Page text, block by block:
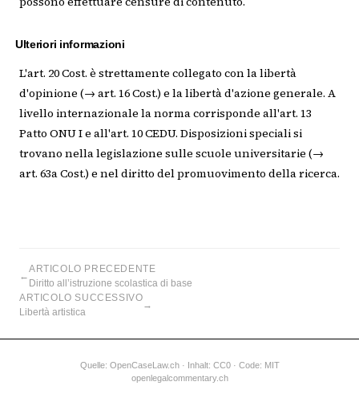
Ulteriori informazioni
L'art. 20 Cost. è strettamente collegato con la libertà
d'opinione (→ art. 16 Cost.) e la libertà d'azione generale. A
livello internazionale la norma corrisponde all'art. 13
Patto ONU I e all'art. 10 CEDU. Disposizioni speciali si
trovano nella legislazione sulle scuole universitarie (→
art. 63a Cost.) e nel diritto del promuovimento della ricerca.
←
ARTICOLO PRECEDENTE
Diritto all’istruzione scolastica di base
ARTICOLO SUCCESSIVO
Libertà artistica
→
Quelle: OpenCaseLaw.ch· Inhalt: CC0 · Code: MIT
openlegalcommentary.ch